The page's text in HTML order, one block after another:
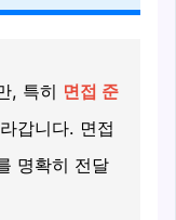
, 특히 면접 준
갑니다. 면접
명확히 전달